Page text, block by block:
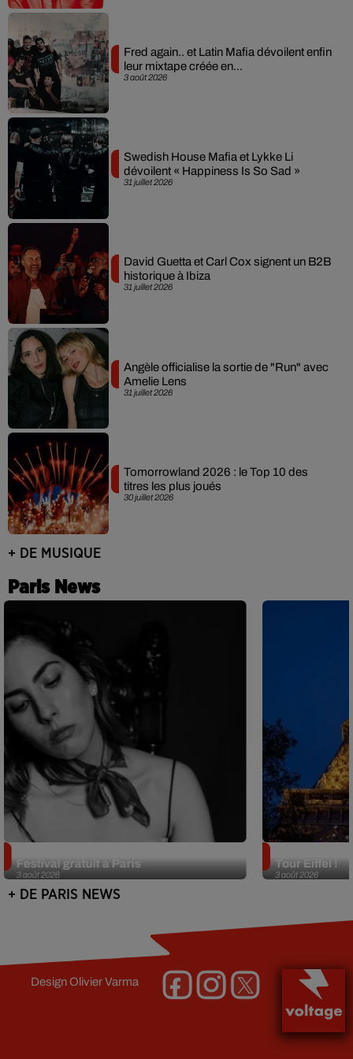
3 août 2026
Fred again.. et Latin Mafia dévoilent enfin
leur mixtape créée en...
31 juillet 2026
Swedish House Mafia et Lykke Li
dévoilent « Happiness Is So Sad »
31 juillet 2026
David Guetta et Carl Cox signent un B2B
historique à Ibiza
31 juillet 2026
Angèle officialise la sortie de "Run" avec
Amelie Lens
30 juillet 2026
Tomorrowland 2026 : le Top 10 des
titres les plus joués
+ DE MUSIQUE
Paris News
3 août 2026
Festival gratuit à Paris
3 août 2026
Tour Eiffel !
+ DE PARIS NEWS
DesignOlivier Varma